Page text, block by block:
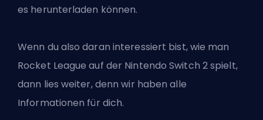
es herunterladen können.
Wenn du also daran interessiert bist, wie man
Rocket League auf der Nintendo Switch 2 spielt,
dann lies weiter, denn wir haben alle
Informationen für dich.